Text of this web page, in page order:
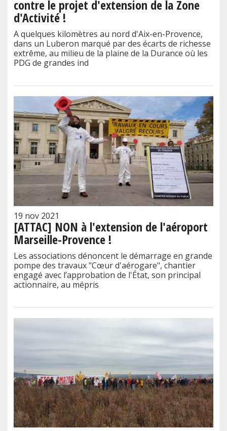
contre le projet d'extension de la Zone
d'Activité !
A quelques kilomètres au nord d'Aix-en-Provence,
dans un Luberon marqué par des écarts de richesse
extrême, au milieu de la plaine de la Durance où les
PDG de grandes ind
19 nov 2021
[ATTAC] NON à l'extension de l'aéroport
Marseille-Provence !
Les associations dénoncent le démarrage en grande
pompe des travaux "Cœur d'aérogare", chantier
engagé avec l’approbation de l'État, son principal
actionnaire, au mépris